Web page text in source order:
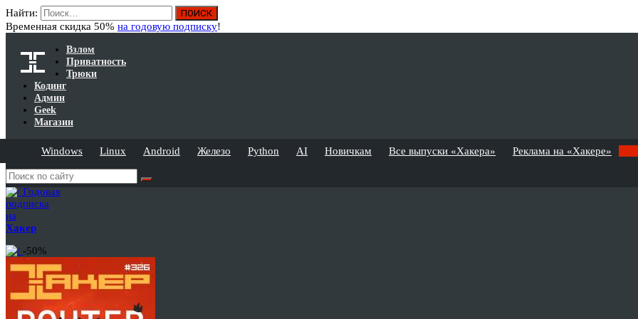
Найти:
Временная скидка 50% на годовую подписку!
Взлом
Приватность
Трюки
Кодинг
Админ
Geek
Магазин
Windows Linux Android Железо Python AI Новичкам Все выпуски «Хакера» Реклама на «Хакере»
Годовая
подписка
на
Хакер
-50%